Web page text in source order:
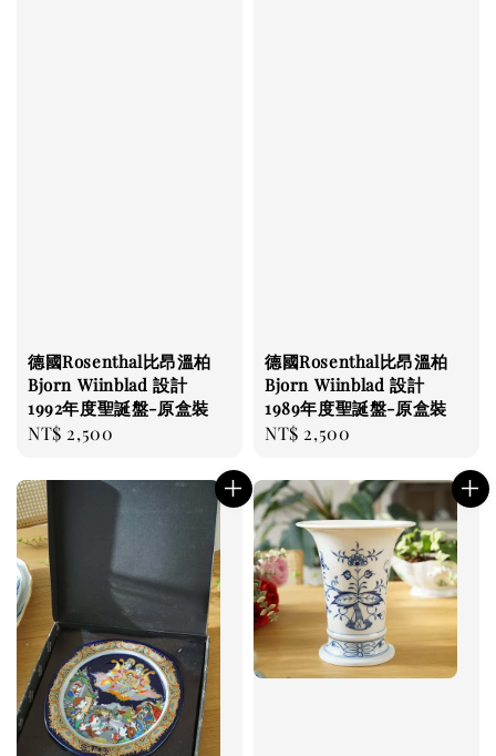
德國Rosenthal比昂溫柏
Bjorn Wiinblad 設計
1992年度聖誕盤-原盒裝
Regular
NT$ 2,500
德國Rosenthal比昂溫柏
Bjorn Wiinblad 設計
1989年度聖誕盤-原盒裝
Regular
NT$ 2,500